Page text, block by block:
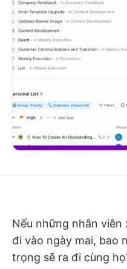
Nếu những nhân viên
đi vào ngày mai, bao
trọng sẽ ra đi cùng